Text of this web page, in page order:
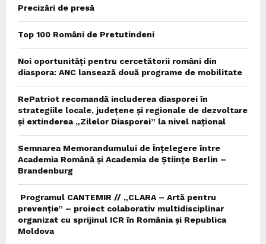
Precizări de presă
Top 100 Români de Pretutindeni
Noi oportunități pentru cercetătorii români din
diaspora: ANC lansează două programe de mobilitate
RePatriot recomandă includerea diasporei în
strategiile locale, județene și regionale de dezvoltare
și extinderea „Zilelor Diasporei” la nivel național
Semnarea Memorandumului de Înțelegere între
Academia Română și Academia de Științe Berlin –
Brandenburg
Programul CANTEMIR // „CLARA – Artă pentru
prevenție” – proiect colaborativ multidisciplinar
organizat cu sprijinul ICR în România și Republica
Moldova